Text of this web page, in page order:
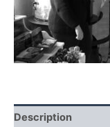
Description